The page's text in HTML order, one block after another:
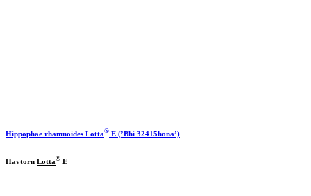
Hippophae rhamnoides Lotta® E (’Bhi 32415hona’)
Havtorn Lotta® E